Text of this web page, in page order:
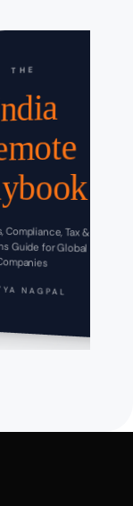
THE
Compliance, Tax &
Guide for Global
NAGPAL